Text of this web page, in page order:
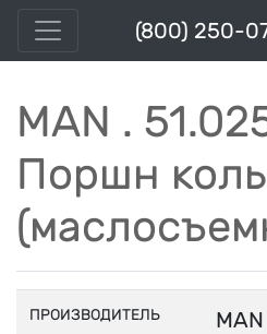
(800) 250-
MAN .
Поршн
ПРОИЗВОДИТЕЛЬ MAN